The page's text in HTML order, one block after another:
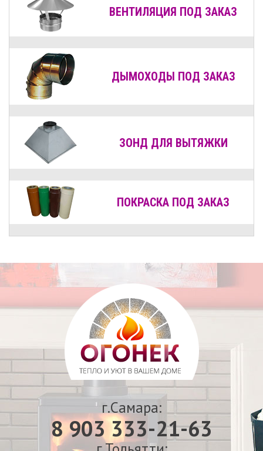
ВЕНТИЛЯЦИЯ ПОД ЗАКАЗ
ДЫМОХОДЫ ПОД ЗАКАЗ
ЗОНД ДЛЯ ВЫТЯЖКИ
ПОКРАСКА ПОД ЗАКАЗ
г.Самара:
8 903 333-21-63